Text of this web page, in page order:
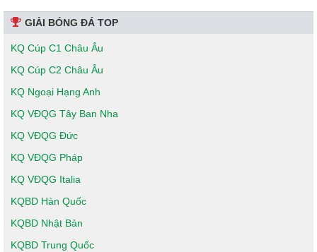
GIẢI BÓNG ĐÁ TOP
KQ Cúp C1 Châu Âu
KQ Cúp C2 Châu Âu
KQ Ngoại Hạng Anh
KQ VĐQG Tây Ban Nha
KQ VĐQG Đức
KQ VĐQG Pháp
KQ VĐQG Italia
KQBD Hàn Quốc
KQBD Nhật Bản
KQBD Trung Quốc